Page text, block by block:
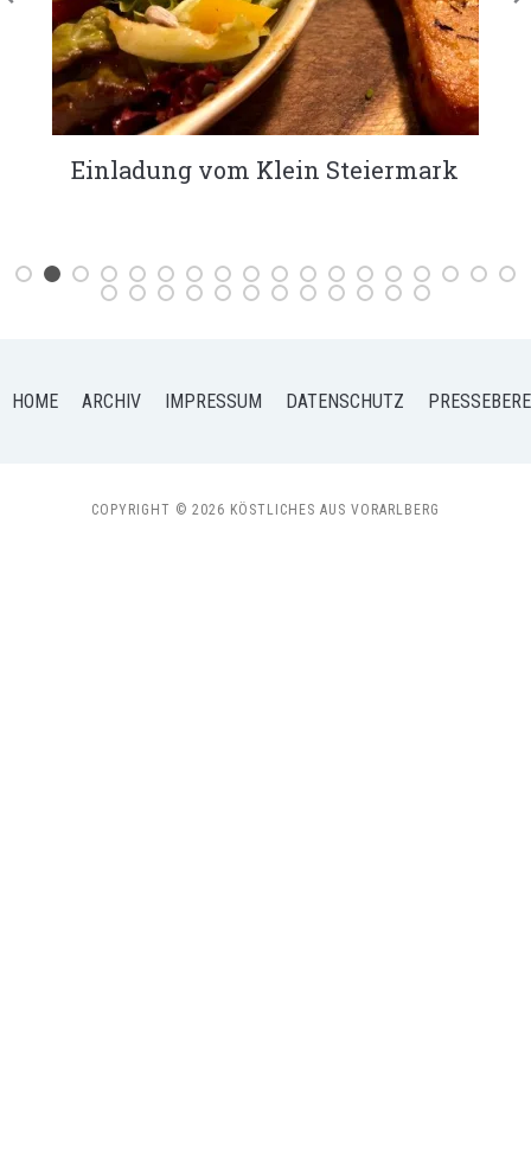
KÖSTLICHES Bananenbrot
HOME ARCHIV IMPRESSUM DATENSCHUTZ
COPYRIGHT © 2026 KÖSTLICHES AUS VORARLBERG